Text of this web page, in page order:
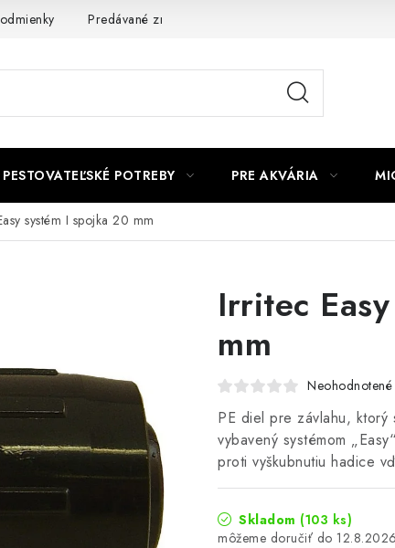
Predávané značky Podmienky o
PESTOVATEĽSKÉ POTREBY PRE AKVÁRIA
systém I spojka 20 mm
Irritec
mm
Neohodnotené
PE diel pre závlahu,
vybavený systémom
proti vyškubnutiu hadice
Skladom (103 ks)
12.8.2026